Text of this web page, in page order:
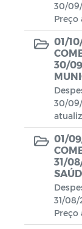
30/
Preço
01/
30/
30/
01/
31/
31/
Preço